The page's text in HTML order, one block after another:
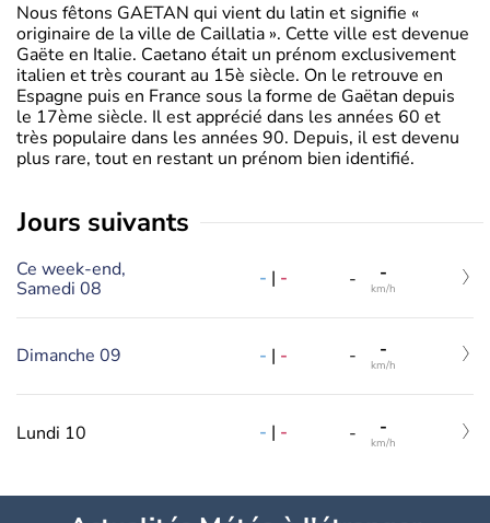
Nous fêtons GAETAN qui vient du latin et signifie «
originaire de la ville de Caillatia ». Cette ville est devenue
Gaëte en Italie. Caetano était un prénom exclusivement
italien et très courant au 15è siècle. On le retrouve en
Espagne puis en France sous la forme de Gaëtan depuis
le 17ème siècle. Il est apprécié dans les années 60 et
très populaire dans les années 90. Depuis, il est devenu
plus rare, tout en restant un prénom bien identifié.
jours suivants
Ce week-end,
Samedi 08
- | - - -
km/h
Dimanche 09 - | - - -
km/h
Lundi 10 - | - - -
km/h